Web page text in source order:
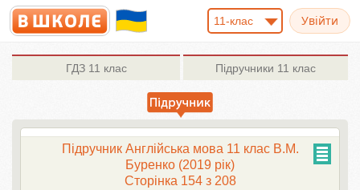
11-клас
ГДЗ11 клас Підручники 11 клас
Підручник Англійська мова 11 клас В.М.
Буренко (2019 рік)
Сторінка 154 з 208